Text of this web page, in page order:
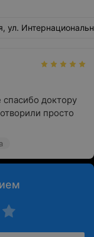
ул.
спасибо доктору
просто